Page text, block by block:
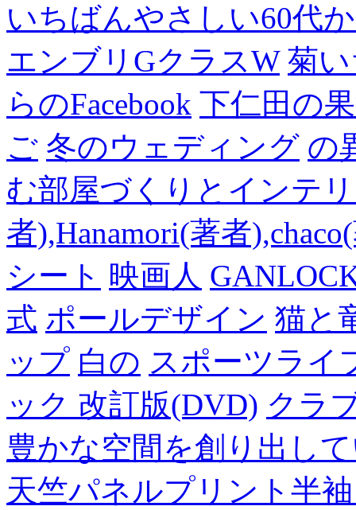
いちばんやさしい60代
エンブリGクラスW 菊
らのFacebook 下仁田の
ご 冬のウェディング の
む部屋づくりとインテ
者),Hanamori(著者
シート 映画人
式 ポールデザイン 猫と
ップ 白の スポーツライ
ック 改訂版(DVD) クラ
豊かな空間を創り出し
天竺パネルプリント半